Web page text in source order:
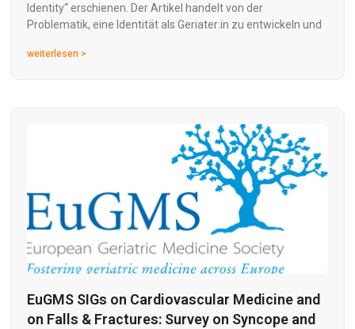
Identity“ erschienen. Der Artikel handelt von der
Problematik, eine Identität als Geriater:in zu entwickeln und
weiterlesen >
EuGMS SIGs on Cardiovascular Medicine and
on Falls & Fractures: Survey on Syncope and